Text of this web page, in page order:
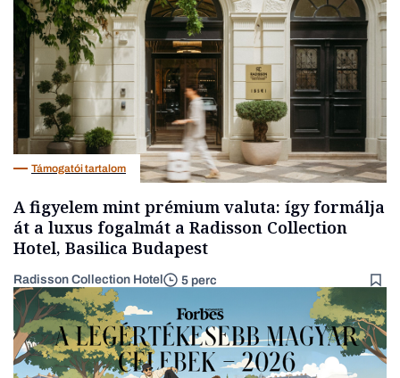
Támogatói tartalom
A figyelem mint prémium valuta: így formálja
át a luxus fogalmát a Radisson Collection
Hotel, Basilica Budapest
Radisson Collection Hotel 5 perc